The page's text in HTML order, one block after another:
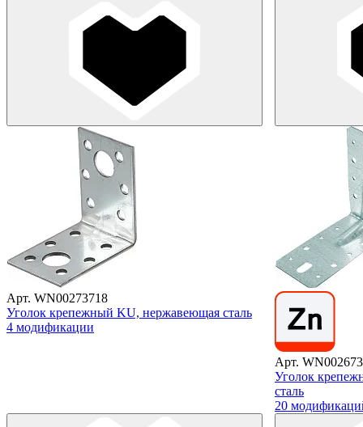
Арт. WN00273718
Уголок крепежный KU, нержавеющая сталь
4 модификации
Арт.
Уголок
сталь
20